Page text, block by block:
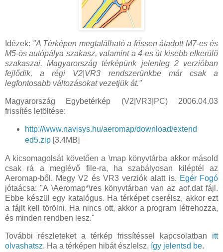
Idézek: "A Térképen megtalálható a frissen átadott M7-es és
M5-ös autópálya szakasz, valamint a 4-es út kisebb elkerülő
szakaszai. Magyarország térképünk jelenleg 2 verzióban
fejlődik, a régi V2|VR3 rendszerünkbe már csak a
legfontosabb változásokat vezetjük át."
Magyarország Egybetérkép (V2|VR3|PC) 2006.04.03
frissítés letöltése:
http://www.navisys.hu/aeromap/download/extend
ed5.zip[3.4MB]
A kicsomagolsát követően a \map könyvtárba akkor másold
csak rá a meglévő file-ra, ha szabályosan kiléptél az
Aeromap-ből. Megy V2 és VR3 verziók alatt is. Egér Fogó
jótaácsa: "A \Aeromap*\res könyvtárban van az aof.dat fájl.
Ebbe készül egy katalógus. Ha térképet cserélsz, akkor ezt
a fájlt kell törölni. Ha nincs ott, akkor a program létrehozza,
és minden rendben lesz."
További részleteket a térkép frissítéssel kapcsolatban itt
olvashatsz. Ha a térképen hibát észlelsz, így jelentsd be.